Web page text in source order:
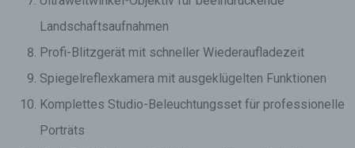
Landschaftsaufnahmen
Profi-Blitzgerät mit schneller Wiederaufladezeit
Spiegelreflexkamera mit ausgeklügelten Funktionen
Komplettes Studio-Beleuchtungsset für professionelle
Porträts